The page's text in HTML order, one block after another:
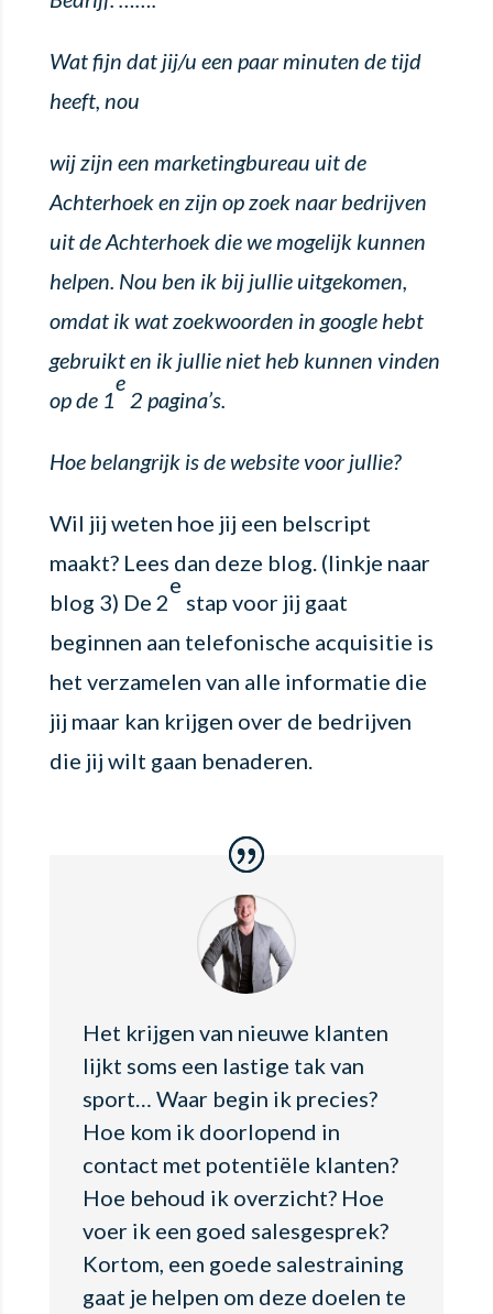
Wat fijn dat jij/u een paar minuten de tijd
heeft, nou
wij zijn een marketingbureau uit de
Achterhoek en zijn op zoek naar bedrijven
uit de Achterhoek die we mogelijk kunnen
helpen. Nou ben ik bij jullie uitgekomen,
omdat ik wat zoekwoorden in google hebt
gebruikt en ik jullie niet heb kunnen vinden
op de 1
e
2 pagina’s.
Hoe belangrijk is de website voor jullie?
Wil jij weten hoe jij een belscript
maakt? Lees dan deze blog. (linkje naar
blog 3) De 2
e
stap voor jij gaat
beginnen aan telefonische acquisitie is
het verzamelen van alle informatie die
jij maar kan krijgen over de bedrijven
die jij wilt gaan benaderen.
Het krijgen van nieuwe klanten
lijkt soms een lastige tak van
sport… Waar begin ik precies?
Hoe kom ik doorlopend in
contact met potentiële klanten?
Hoe behoud ik overzicht? Hoe
voer ik een goed salesgesprek?
Kortom, een goede salestraining
gaat je helpen om deze doelen te